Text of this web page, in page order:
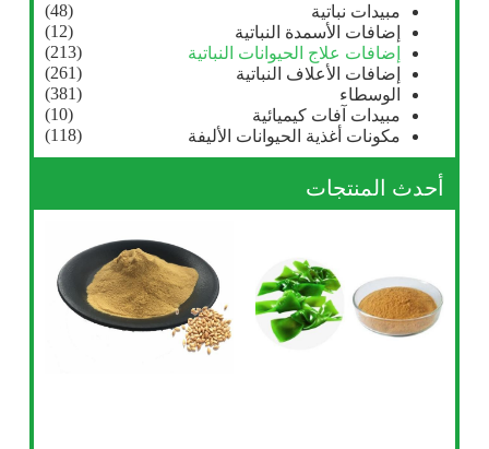
مبيدات نباتية
(48)
إضافات الأسمدة النباتية
(12)
إضافات علاج الحيوانات النباتية
(213)
إضافات الأعلاف النباتية
(261)
الوسطاء
(381)
مبيدات آفات كيميائية
(10)
مكونات أغذية الحيوانات الأليفة
(118)
أحدث المنتجات